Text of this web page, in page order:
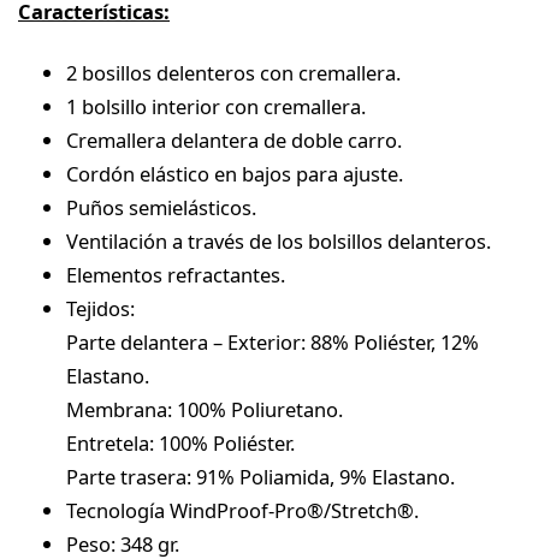
Características:
2 bosillos delenteros con cremallera.
1 bolsillo interior con cremallera.
Cremallera delantera de doble carro.
Cordón elástico en bajos para ajuste.
Puños semielásticos.
Ventilación a través de los bolsillos delanteros.
Elementos refractantes.
Tejidos:
Parte delantera – Exterior: 88% Poliéster, 12%
Elastano.
Membrana: 100% Poliuretano.
Entretela: 100% Poliéster.
Parte trasera: 91% Poliamida, 9% Elastano.
Tecnología WindProof-Pro®/Stretch®.
Peso: 348 gr.